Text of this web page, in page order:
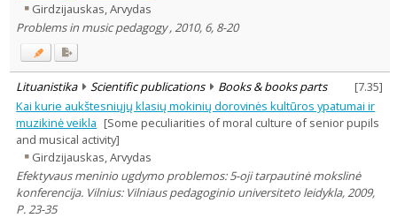
Girdzijauskas, Arvydas
Problems in music pedagogy , 2010, 6, 8-20
Lituanistika Scientific publications Books & books parts [7.35]
Kai kurie aukštesniųjų klasių mokinių dorovinės kultūros ypatumai ir
muzikinė veikla [Some peculiarities of moral culture of senior pupils
and musical activity]
Girdzijauskas, Arvydas
Efektyvaus meninio ugdymo problemos: 5-oji tarpautinė mokslinė
konferencija. Vilnius: Vilniaus pedagoginio universiteto leidykla, 2009,
P. 23-35